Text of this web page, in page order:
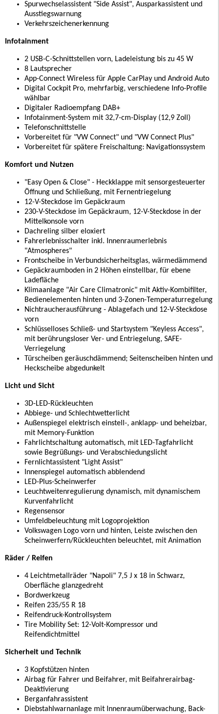
Spurwechselassistent "Side Assist", Ausparkassistent und
Ausstiegswarnung
Verkehrszeichenerkennung
Infotainment
2 USB-C-Schnittstellen vorn, Ladeleistung bis zu 45 W
8 Lautsprecher
App-Connect Wireless für Apple CarPlay und Android Auto
Digital Cockpit Pro, mehrfarbig, verschiedene Info-Profile
wählbar
Digitaler Radioempfang DAB+
Infotainment-System mit 32,7-cm-Display (12,9 Zoll)
Telefonschnittstelle
Vorbereitet für "VW Connect" und "VW Connect Plus"
Vorbereitet für spätere Freischaltung: Navigationssystem
Komfort und Nutzen
"Easy Open & Close" - Heckklappe mit sensorgesteuerter
Öffnung und Schließung, mit Fernentriegelung
12-V-Steckdose im Gepäckraum
230-V-Steckdose im Gepäckraum, 12-V-Steckdose in der
Mittelkonsole vorn
Dachreling silber eloxiert
Fahrerlebnisschalter inkl. Innenraumerlebnis
"Atmospheres"
Frontscheibe in Verbundsicherheitsglas, wärmedämmend
Gepäckraumboden in 2 Höhen einstellbar, für ebene
Ladefläche
Klimaanlage "Air Care Climatronic" mit Aktiv-Kombifilter,
Bedienelementen hinten und 3-Zonen-Temperaturregelung
Nichtraucherausführung - Ablagefach und 12-V-Steckdose
vorn
Schlüsselloses Schließ- und Startsystem "Keyless Access",
mit berührungsloser Ver- und Entriegelung, SAFE-
Verriegelung
Türscheiben geräuschdämmend; Seitenscheiben hinten und
Heckscheibe abgedunkelt
Licht und Sicht
3D-LED-Rückleuchten
Abbiege- und Schlechtwetterlicht
Außenspiegel elektrisch einstell-, anklapp- und beheizbar,
mit Memory-Funktion
Fahrlichtschaltung automatisch, mit LED-Tagfahrlicht
sowie Begrüßungs- und Verabschiedungslicht
Fernlichtassistent "Light Assist"
Innenspiegel automatisch abblendend
LED-Plus-Scheinwerfer
Leuchtweitenregulierung dynamisch, mit dynamischem
Kurvenfahrlicht
Regensensor
Umfeldbeleuchtung mit Logoprojektion
Volkswagen Logo vorn und hinten, Leiste zwischen den
Scheinwerfern/Rückleuchten beleuchtet, mit Animation
Räder / Reifen
4 Leichtmetallräder "Napoli" 7,5 J x 18 in Schwarz,
Oberfläche glanzgedreht
Bordwerkzeug
Reifen 235/55 R 18
Reifendruck-Kontrollsystem
Tire Mobility Set: 12-Volt-Kompressor und
Reifendichtmittel
Sicherheit und Technik
3 Kopfstützen hinten
Airbag für Fahrer und Beifahrer, mit Beifahrerairbag-
Deaktivierung
Berganfahrassistent
Diebstahlwarnanlage mit Innenraumüberwachung, Back-